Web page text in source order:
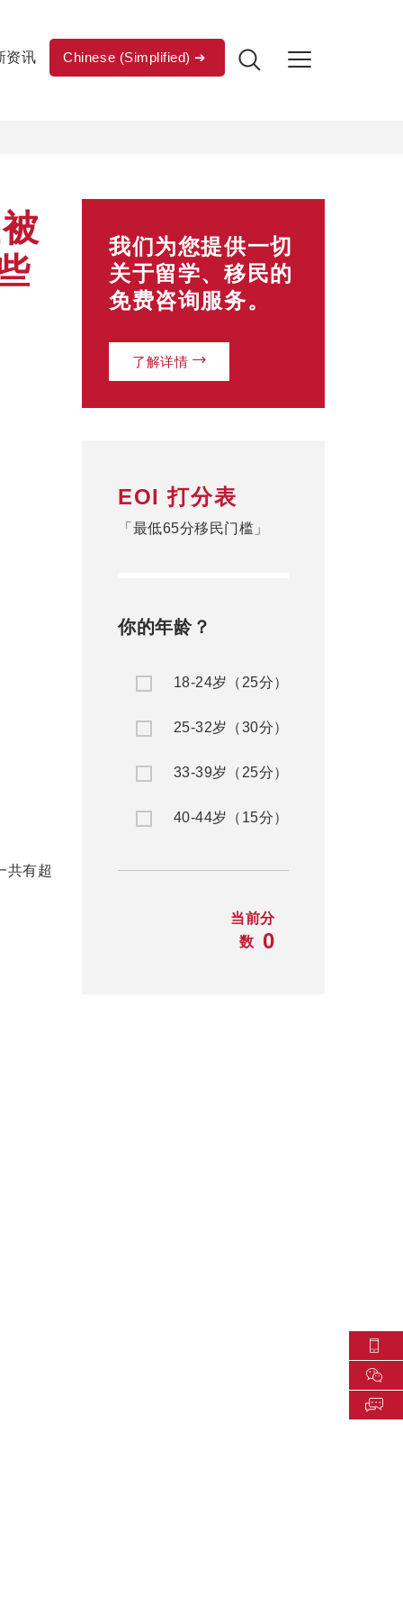
资讯 Chinese (Simplified)
共有超
我们为您提供一切
关于留学、移民的
免费咨询服务。
了解详情
EOI 打分表
「最低65分移民门槛」
你的年龄？
18-24岁（25分）
25-32岁（30分）
33-39岁（25分）
40-44岁（15分）
当前分
数
0